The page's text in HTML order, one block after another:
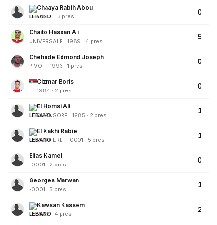
Chaaya Rabih Abou
-0001 · 3 pres
0
Chaito Hassan Ali
UNIVERSALE · 1989 · 4 pres
5
Chehade Edmond Joseph
PIVOT · 1993 · 1 pres
0
Cizmar Boris
1984 · 2 pres
0
El Homsi Ali
DIFENSORE · 1985 · 2 pres
1
El Kakhi Rabie
PORTIERE · -0001 · 5 pres
1
Elias Kamel
-0001 · 2 pres
0
Georges Marwan
-0001 · 5 pres
1
Kawsan Kassem
1985 · 4 pres
2